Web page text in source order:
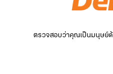
ตรวจสอบว่าคุณเป็นมนุษย์ด้